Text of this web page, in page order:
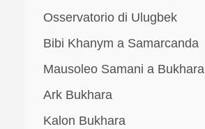
Osservatorio di Ulugbek
Bibi Khanym a Samarcanda
Mausoleo Samani a Bukhara
Ark Bukhara
Kalon Bukhara